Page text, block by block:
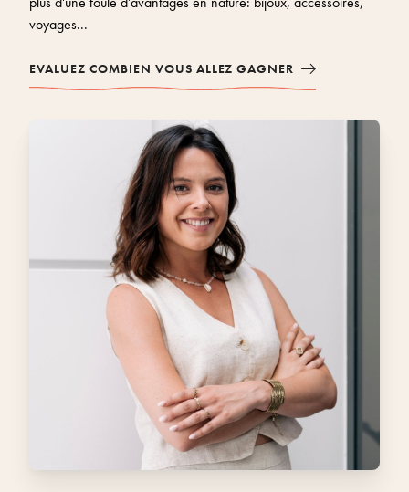
voyages...
EVALUEZ COMBIEN VOUS ALLEZ GAGNER